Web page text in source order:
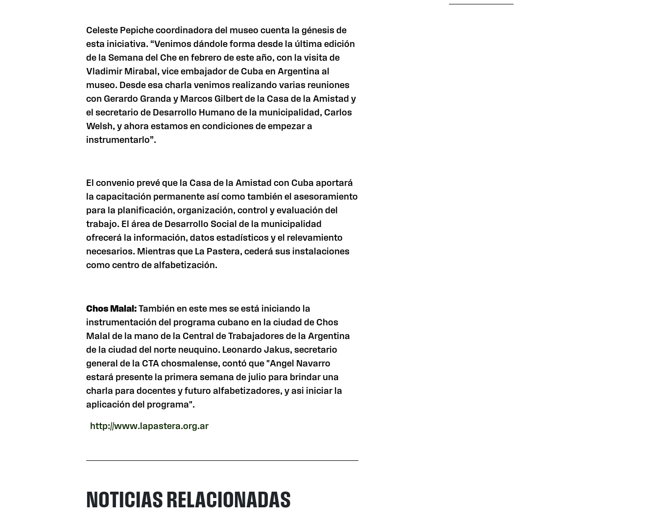
Celeste Pepiche coordinadora del museo cuenta la génesis de
esta iniciativa. “Venimos dándole forma desde la última edición
de la Semana del Che en febrero de este año, con la visita de
Vladimir Mirabal, vice embajador de Cuba en Argentina al
museo. Desde esa charla venimos realizando varias reuniones
con Gerardo Granda y Marcos Gilbert de la Casa de la Amistad y
el secretario de Desarrollo Humano de la municipalidad, Carlos
Welsh, y ahora estamos en condiciones de empezar a
instrumentarlo”.
El convenio prevé que la Casa de la Amistad con Cuba aportará
la capacitación permanente así como también el asesoramiento
para la planificación, organización, control y evaluación del
trabajo. El área de Desarrollo Social de la municipalidad
ofrecerá la información, datos estadísticos y el relevamiento
necesarios. Mientras que La Pastera, cederá sus instalaciones
como centro de alfabetización.
Chos Malal: También en este mes se está iniciando la
instrumentación del programa cubano en la ciudad de Chos
Malal de la mano de la Central de Trabajadores de la Argentina
de la ciudad del norte neuquino. Leonardo Jakus, secretario
general de la CTA chosmalense, contó que "Angel Navarro
estará presente la primera semana de julio para brindar una
charla para docentes y futuro alfabetizadores, y asi iniciar la
aplicación del programa".
http://www.lapastera.org.ar
NOTICIAS RELACIONADAS